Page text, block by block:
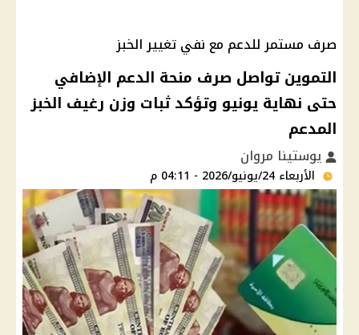
صرف مستمر للدعم مع نفي تغيير الخبز
التموين تواصل صرف منحة الدعم الإضافي
حتى نهاية يونيو وتؤكد ثبات وزن رغيف الخبز
المدعم
يوستينا مروان
الأربعاء 24/يونيو/2026 - 04:11 م